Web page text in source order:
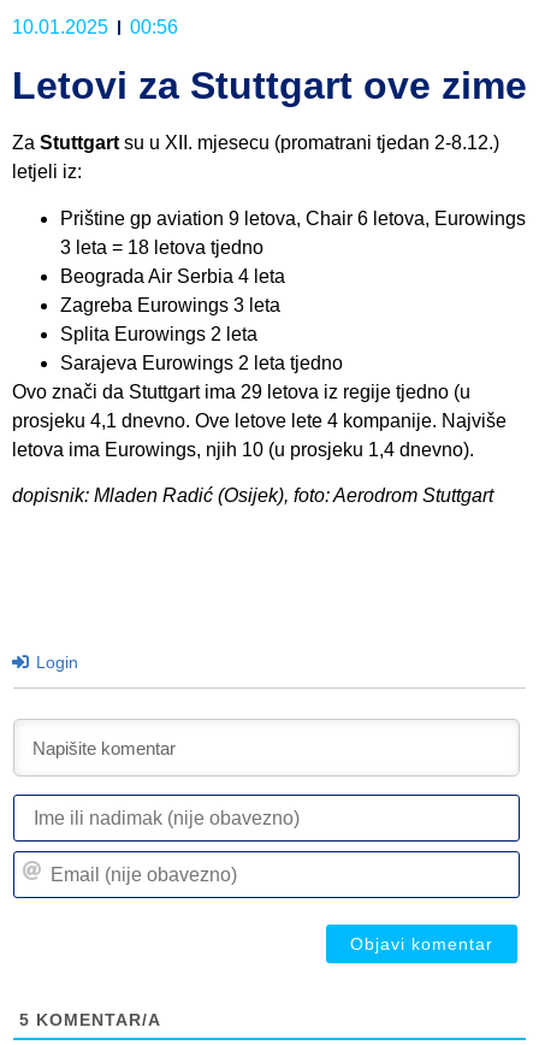
10.01.2025 00:56
Letovi za Stuttgart ove zime
Za Stuttgart su u XII. mjesecu (promatrani tjedan 2-8.12.)
letjeli iz:
Prištine gp aviation 9 letova, Chair 6 letova, Eurowings
3 leta = 18 letova tjedno
Beograda Air Serbia 4 leta
Zagreba Eurowings 3 leta
Splita Eurowings 2 leta
Sarajeva Eurowings 2 leta tjedno
Ovo znači da Stuttgart ima 29 letova iz regije tjedno (u
prosjeku 4,1 dnevno. Ove letove lete 4 kompanije. Najviše
letova ima Eurowings, njih 10 (u prosjeku 1,4 dnevno).
dopisnik: Mladen Radić (Osijek), foto: Aerodrom Stuttgart
Login
5 KOMENTAR/A